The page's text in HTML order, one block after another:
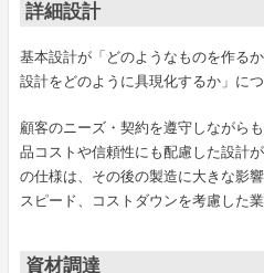
詳細設計
基本設計が「どのようなものを作る
設計をどのように具現化するか」につ
顧客のニーズ・契約を遵守しながら
品コストや信頼性にも配慮した設計
の仕様は、その後の製造に大きな影
スピード、コストダウンを考慮した
資材調達